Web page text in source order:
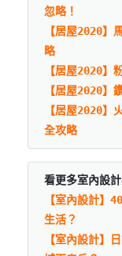
忽略！
【居屋2020】
略
【居屋2020】
【居屋2020】
【居屋2020】
全攻略
看更多室內設計
【室內設計】
生活？
【室內設計】